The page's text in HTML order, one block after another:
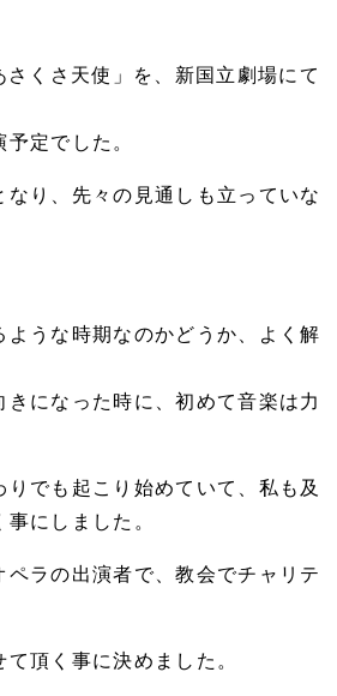
くさ天使」を、新国立劇場にて
定でした。
り、先々の見通しも立っていな
うな時期なのかどうか、よく解
になった時に、初めて音楽は力
でも起こり始めていて、私も及
にしました。
ラの出演者で、教会でチャリテ
頂く事に決めました。